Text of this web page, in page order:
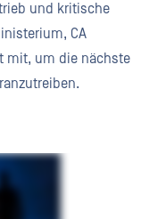
und kritische
CA
mit, um die nächste